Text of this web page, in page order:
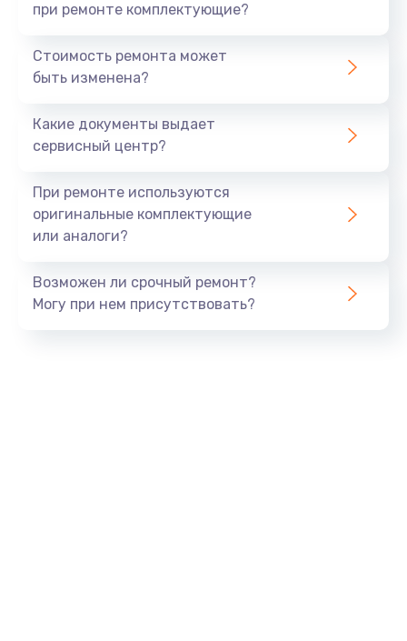
при ремонте комплектующие?
Стоимость ремонта может
быть изменена?
Какие документы выдает
сервисный центр?
При ремонте используются
оригинальные комплектующие
или аналоги?
Возможен ли срочный ремонт?
Могу при нем присутствовать?